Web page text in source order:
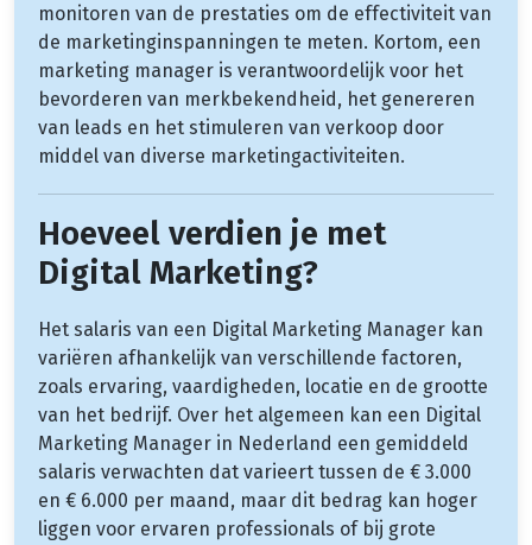
monitoren van de prestaties om de effectiviteit van
de marketinginspanningen te meten. Kortom, een
marketing manager is verantwoordelijk voor het
bevorderen van merkbekendheid, het genereren
van leads en het stimuleren van verkoop door
middel van diverse marketingactiviteiten.
Hoeveel verdien je met
Digital Marketing?
Het salaris van een Digital Marketing Manager kan
variëren afhankelijk van verschillende factoren,
zoals ervaring, vaardigheden, locatie en de grootte
van het bedrijf. Over het algemeen kan een Digital
Marketing Manager in Nederland een gemiddeld
salaris verwachten dat varieert tussen de € 3.000
en € 6.000 per maand, maar dit bedrag kan hoger
liggen voor ervaren professionals of bij grote